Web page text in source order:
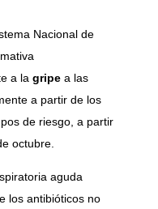
Nacional de
a la gripea las
a partir de los
de riesgo, a partir
octubre.
aguda
los antibióticos no